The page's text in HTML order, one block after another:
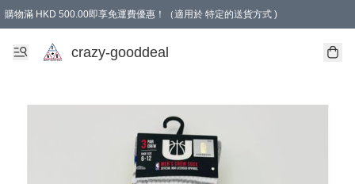
購物滿 HKD 500.00即享免運費優惠！（適用於 特定的送貨方式 )
成為會員可享免費禮品
crazy-gooddeal